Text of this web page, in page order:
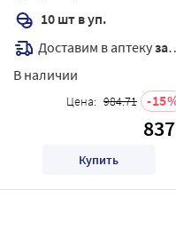
10 шт в уп.
Доставим в аптекузавтра
В наличии
Цена: 984.71 15
837
Купить